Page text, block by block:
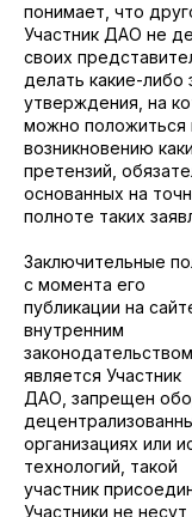
понимает, что
Участник ДАО не
своих
делать какие-либо
утверждения, на
можно положиться
возникновению
претензий,
основанных на
полноте таких
Заключительные
с момента его
публикации на
внутренним
является Участник
ДАО, запрещен
организациях или
технологий, такой
участник
Участники не несут